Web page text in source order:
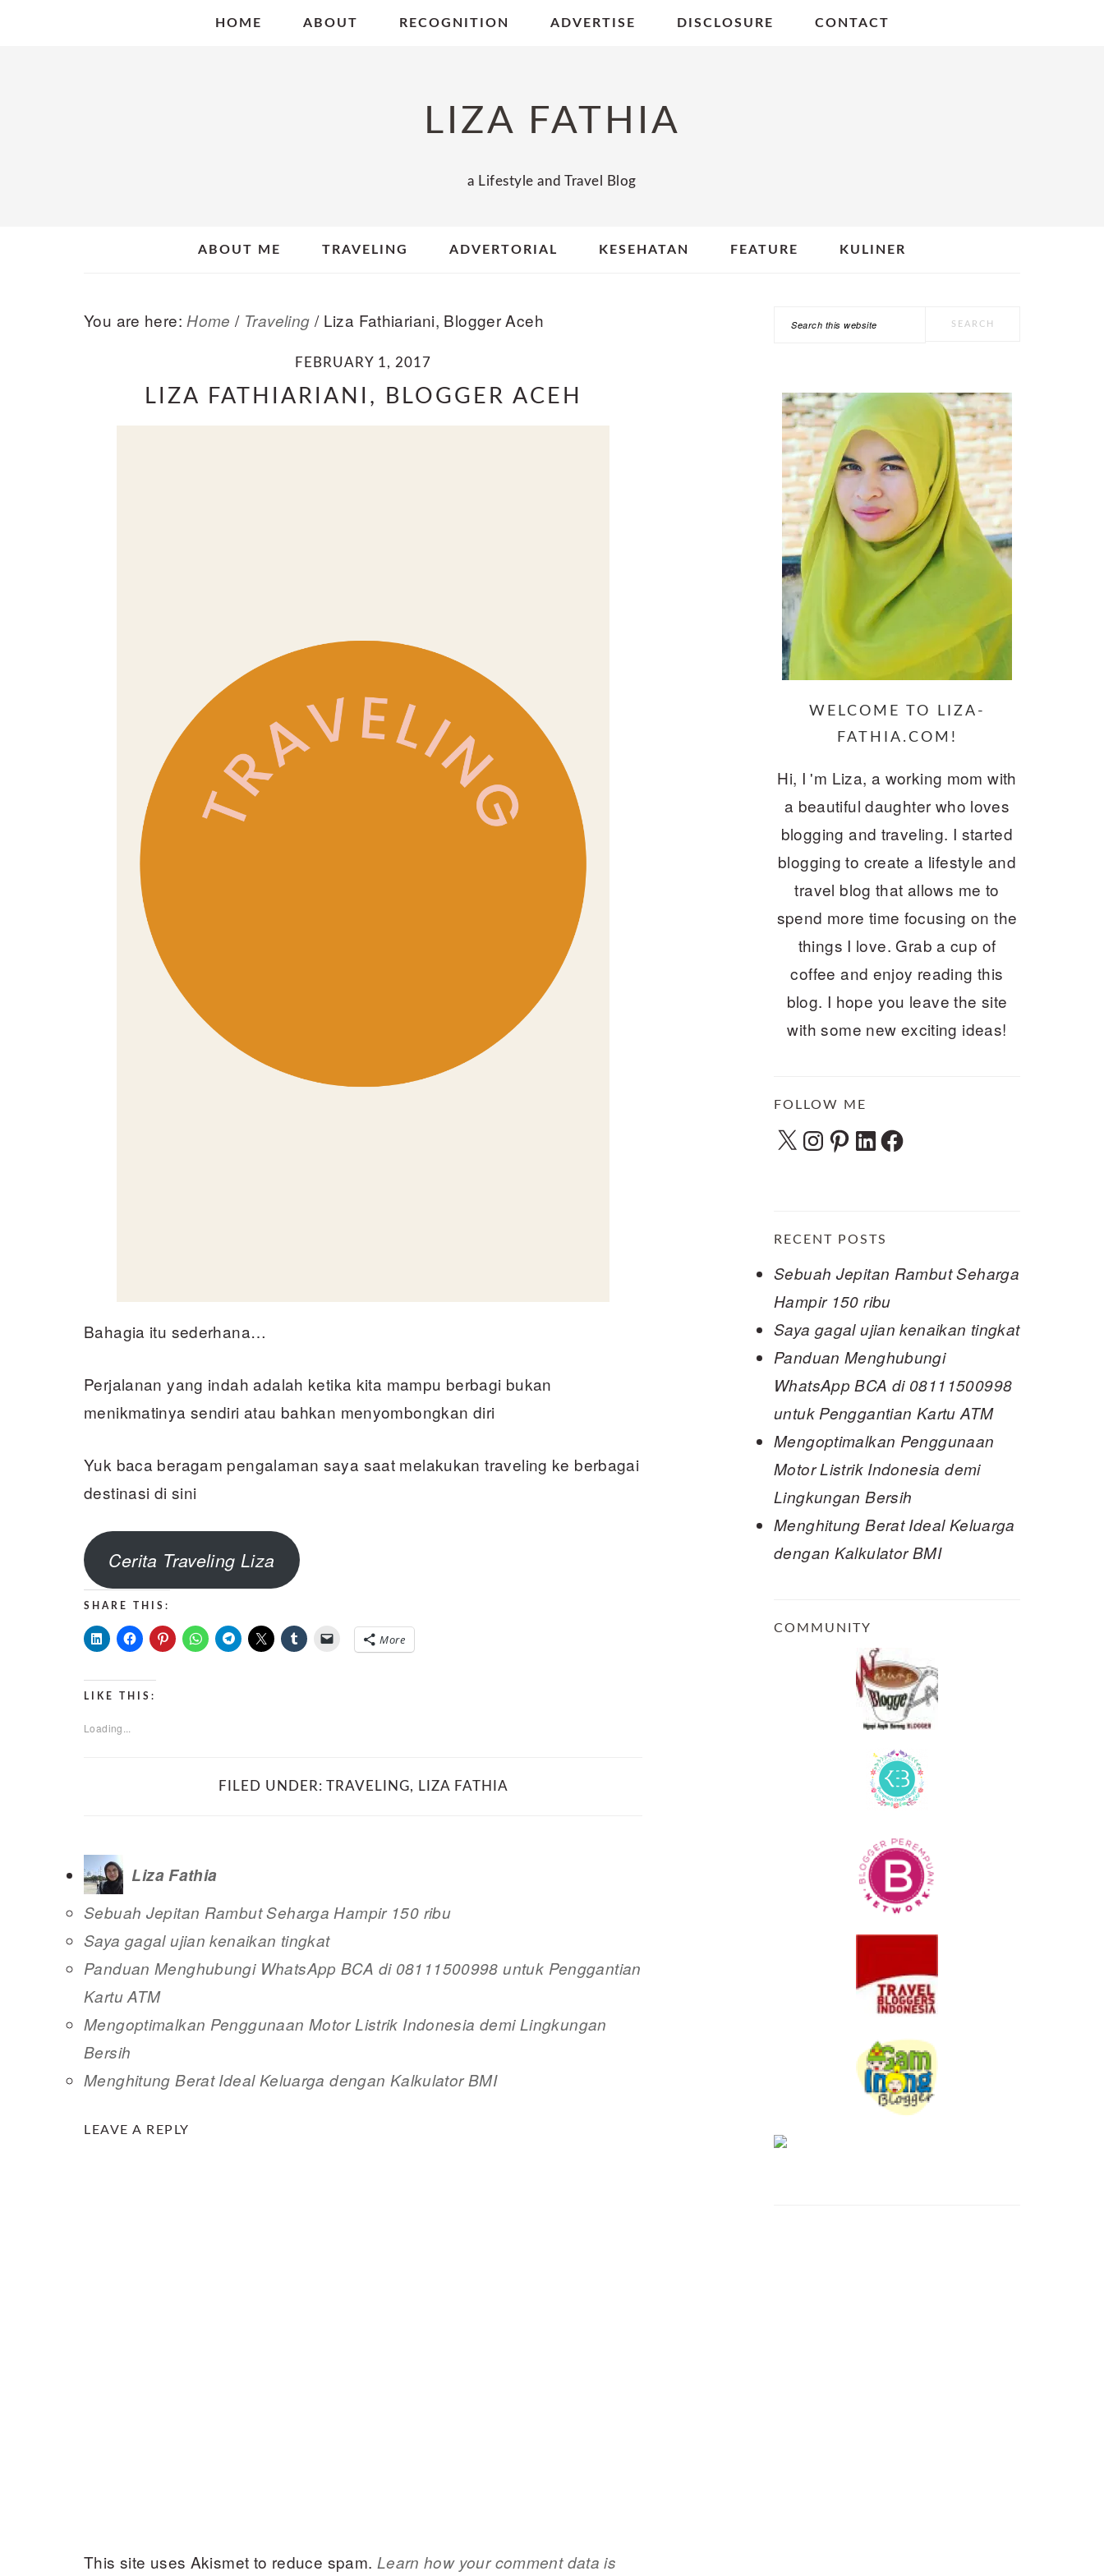
HOME ABOUT RECOGNITION ADVERTISE DISCLOSURE CONTACT
LIZA FATHIA
a Lifestyle and Travel Blog
ABOUT ME TRAVELING ADVERTORIAL KESEHATAN FEATURE KULINER
You are here: Home / Traveling /Liza Fathiariani, Blogger Aceh
FEBRUARY 1, 2017
LIZA FATHIARIANI, BLOGGER ACEH
Bahagia itu sederhana…
Perjalanan yang indah adalah ketika kita mampu berbagi bukan
menikmatinya sendiri atau bahkan menyombongkan diri
Yuk baca beragam pengalaman saya saat melakukan traveling ke berbagai
destinasi di sini
Cerita Traveling Liza
SHARE THIS:
More
LIKE THIS:
Loading...
FILED UNDER: TRAVELING, LIZA FATHIA
Liza Fathia
Sebuah Jepitan Rambut Seharga Hampir 150 ribu
Saya gagal ujian kenaikan tingkat
Panduan Menghubungi WhatsApp BCA di 08111500998 untuk Penggantian
Kartu ATM
Mengoptimalkan Penggunaan Motor Listrik Indonesia demi Lingkungan
Bersih
Menghitung Berat Ideal Keluarga dengan Kalkulator BMI
LEAVE A REPLY
This site uses Akismet to reduce spam. Learn how your comment data is
PRIMARY
Search
WELCOME TO LIZA-
FATHIA.COM!
Hi, I 'm Liza, a working mom with
a beautiful daughter who loves
blogging and traveling. I started
blogging to create a lifestyle and
travel blog that allows me to
spend more time focusing on the
things I love. Grab a cup of
coffee and enjoy reading this
blog. I hope you leave the site
with some new exciting ideas!
FOLLOW ME
X Instagram
Pinterest
LinkedInFacebook
RECENT POSTS
Sebuah Jepitan Rambut Seharga
Hampir 150 ribu
Saya gagal ujian kenaikan tingkat
Panduan Menghubungi
WhatsApp BCA di 08111500998
untuk Penggantian Kartu ATM
Mengoptimalkan Penggunaan
Motor Listrik Indonesia demi
Lingkungan Bersih
Menghitung Berat Ideal Keluarga
dengan Kalkulator BMI
COMMUNITY